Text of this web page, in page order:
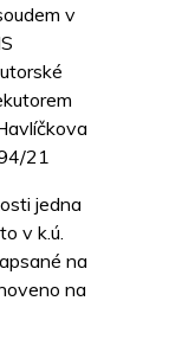
v
21
jedna
v k.ú.
na
na